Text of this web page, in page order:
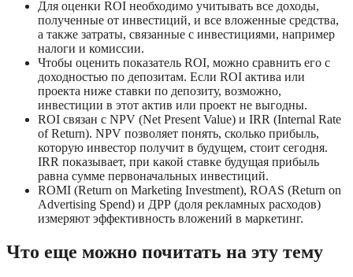
Для оценки ROI необходимо учитывать все доходы,
полученные от инвестиций, и все вложенные средства,
а также затраты, связанные с инвестициями, например
налоги и комиссии.
Чтобы оценить показатель ROI, можно сравнить его с
доходностью по депозитам. Если ROI актива или
проекта ниже ставки по депозиту, возможно,
инвестиции в этот актив или проект не выгодны.
ROI связан с NPV (Net Present Value) и IRR (Internal Rate
of Return). NPV позволяет понять, сколько прибыль,
которую инвестор получит в будущем, стоит сегодня.
IRR показывает, при какой ставке будущая прибыль
равна сумме первоначальных инвестиций.
ROMI (Return on Marketing Investment), ROAS (Return on
Advertising Spend) и ДРР (доля рекламных расходов)
измеряют эффективность вложений в маркетинг.
Что еще можно почитать на эту тему